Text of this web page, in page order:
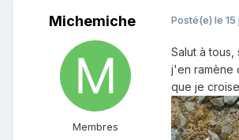
Michemiche
Membres
Posté(e) le 15
Salut à
j'en ramène
que je